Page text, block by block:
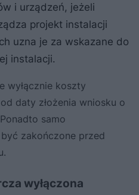
i urządzeń, jeżeli
projekt instalacji
uzna je za wskazane do
instalacji.
wyłącznie koszty
daty złożenia wniosku o
samo
zakończone przed
wyłączona